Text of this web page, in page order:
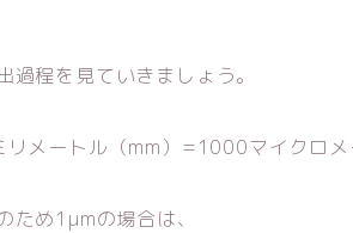
過程を見ていきましょう。
リメートル（mm）=1000マイクロ
ため1μmの場合は、